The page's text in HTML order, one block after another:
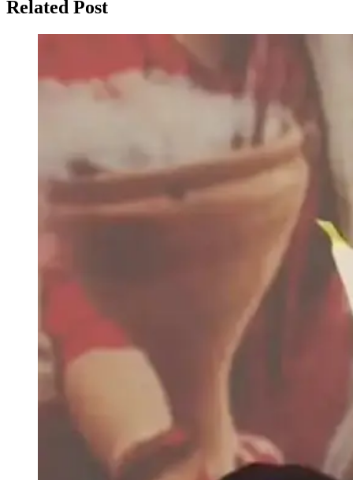
Related Post